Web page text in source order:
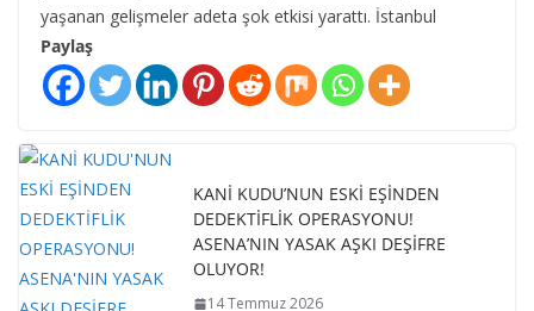
yaşanan gelişmeler adeta şok etkisi yarattı. İstanbul
Paylaş
KANİ KUDU’NUN ESKİ EŞİNDEN
DEDEKTİFLİK OPERASYONU!
ASENA’NIN YASAK AŞKI DEŞİFRE
OLUYOR!
14 Temmuz 2026